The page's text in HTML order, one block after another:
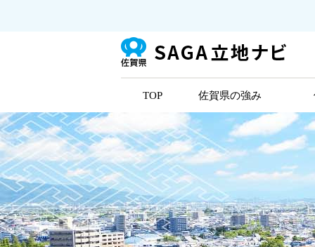
TOP 佐賀県の強み